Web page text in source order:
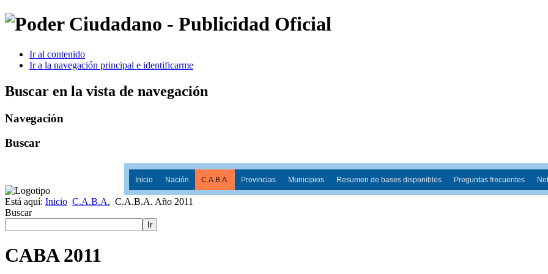
Ir al contenido
Ir a la navegación principal e identificarme
Buscar en la vista de navegación
Navegación
Buscar
Inicio Nación C.A.B.A. Provincias Municipios Resumen de bases disponibles Preguntas frecuentes
Está aquí: Inicio C.A.B.A. C.A.B.A. Año 2011
Buscar
Ir
CABA 2011